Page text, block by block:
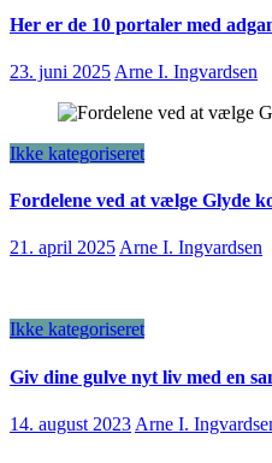
Her er de 10 portaler med
23. juni 2025 Arne I. Ingvardsen
Ikke kategoriseret
Fordelene ved at vælge Glyde
21. april 2025 Arne I. Ingvardsen
Ikke kategoriseret
Giv dine gulve nyt liv med en
14. august 2023 Arne I.